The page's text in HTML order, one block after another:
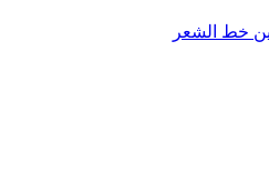
خط الشعر